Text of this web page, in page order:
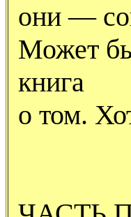
они —
Может
книга
о том.